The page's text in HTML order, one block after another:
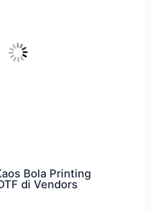
Bola Printing
di Vendors